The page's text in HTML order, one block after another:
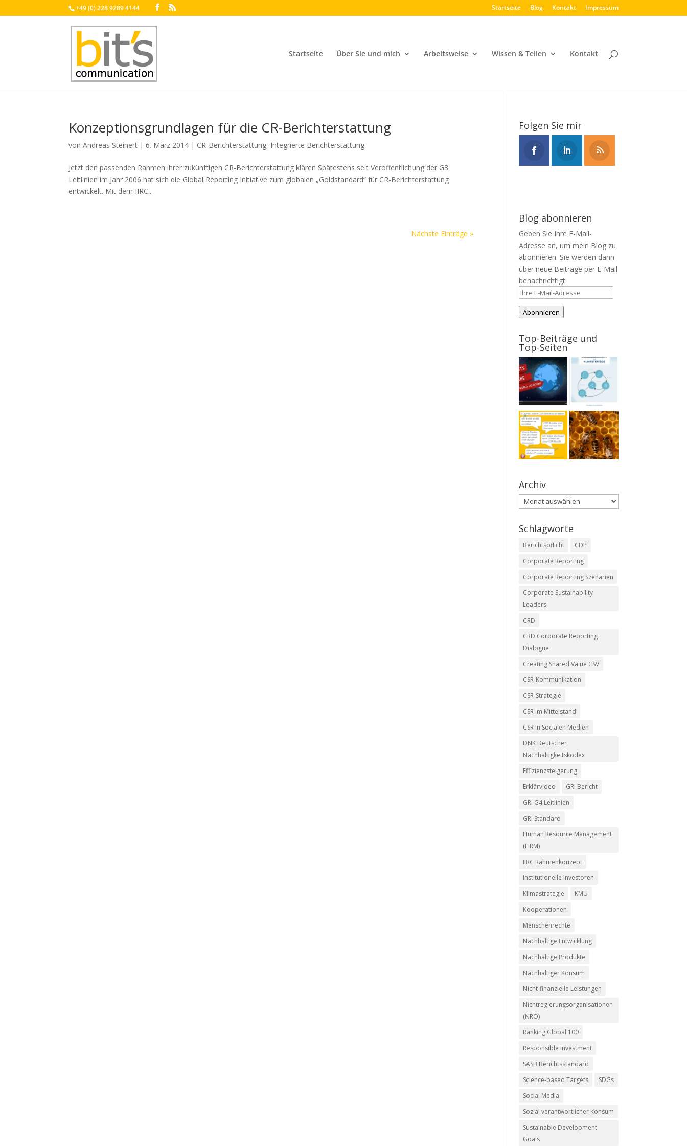
+49 (0) 228 9289 4144 Startseite Blog Kontakt Impressum
Startseite Über Sie und mich Arbeitsweise Wissen & Teilen Kontakt
Konzeptionsgrundlagen für die CR-Berichterstattung
vonAndreas Steinert |6. März 2014 | CR-Berichterstattung, Integrierte Berichterstattung
Jetzt den passenden Rahmen ihrer zukünftigen CR-Berichterstattung klären ​Spätestens seit Veröffentlichung der G3
Leitlinien im Jahr 2006 hat sich die Global Reporting Initiative zum globalen „Goldstandard“ für CR-Berichterstattung
entwickelt. Mit dem IIRC...
Nächste Einträge »
Folgen Sie mir
Blog abonnieren
Geben Sie Ihre E-Mail-
Adresse an, um mein Blog zu
abonnieren. Sie werden dann
über neue Beiträge per E-Mail
benachrichtigt.
Ihre
E-
Mail-
Abonnieren
Top-Beiträge und
Top-Seiten
Archiv
Archiv
Schlagworte
Berichtspflicht
CDP
Corporate Reporting
Corporate Reporting Szenarien
Corporate Sustainability
Leaders
CRD
CRD Corporate Reporting
Dialogue
Creating Shared Value CSV
CSR-Kommunikation
CSR-Strategie
CSR im Mittelstand
CSR in Socialen Medien
DNK Deutscher
Nachhaltigkeitskodex
Effizienzsteigerung
Erklärvideo
GRI Bericht
GRI G4 Leitlinien
GRI Standard
Human Resource Management
(HRM)
IIRC Rahmenkonzept
Institutionelle Investoren
Klimastrategie
KMU
Kooperationen
Menschenrechte
Nachhaltige Entwicklung
Nachhaltige Produkte
Nachhaltiger Konsum
Nicht-finanzielle Leistungen
Nichtregierungsorganisationen
(NRO)
Ranking Global 100
Responsible Investment
SASB Berichtsstandard
Science-based Targets
SDGs
Social Media
Sozial verantwortlicher Konsum
Sustainable Development
Goals